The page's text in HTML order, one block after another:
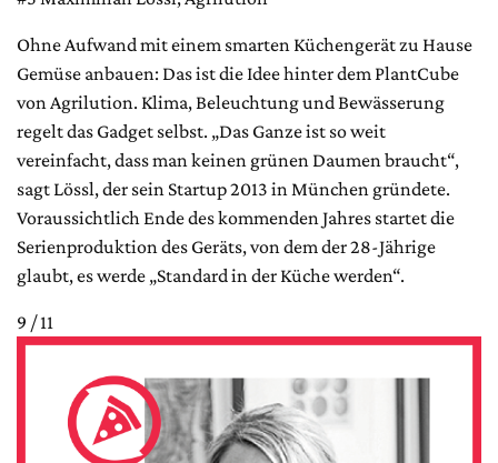
Ohne Aufwand mit einem smarten Küchengerät zu Hause
Gemüse anbauen: Das ist die Idee hinter dem PlantCube
von Agrilution. Klima, Beleuchtung und Bewässerung
regelt das Gadget selbst. „Das Ganze ist so weit
vereinfacht, dass man keinen grünen Daumen braucht“,
sagt Lössl, der sein Startup 2013 in München gründete.
Voraussichtlich Ende des kommenden Jahres startet die
Serienproduktion des Geräts, von dem der 28-Jährige
glaubt, es werde „Standard in der Küche werden“.
9 / 11